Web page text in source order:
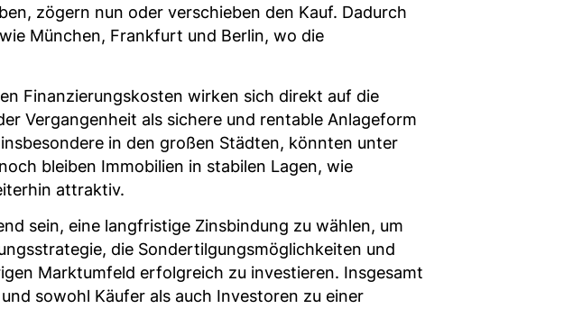
zögern nun oder verschieben den Kauf. Dadurch
München, Frankfurt und Berlin, wo die
Finanzierungskosten wirken sich direkt auf die
Vergangenheit als sichere und rentable Anlageform
in den großen Städten, könnten unter
bleiben Immobilien in stabilen Lagen, wie
attraktiv.
sein, eine langfristige Zinsbindung zu wählen, um
die Sondertilgungsmöglichkeiten und
Marktumfeld erfolgreich zu investieren. Insgesamt
sowohl Käufer als auch Investoren zu einer